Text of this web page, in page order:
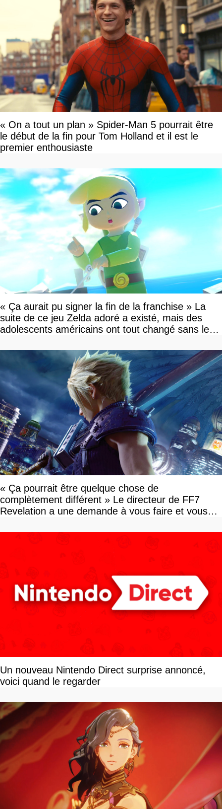
« On a tout un plan » Spider-Man 5 pourrait être
le début de la fin pour Tom Holland et il est le
premier enthousiaste
« Ça aurait pu signer la fin de la franchise » La
suite de ce jeu Zelda adoré a existé, mais des
adolescents américains ont tout changé sans le
« Ça pourrait être quelque chose de
complètement différent » Le directeur de FF7
Revelation a une demande à vous faire et vous
Un nouveau Nintendo Direct surprise annoncé,
voici quand le regarder